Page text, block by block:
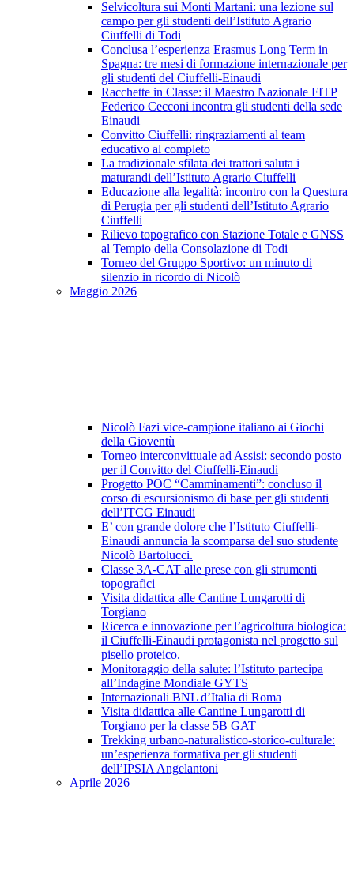
Selvicoltura sui Monti Martani: una lezione sul
campo per gli studenti dell’Istituto Agrario
Ciuffelli di Todi
Conclusa l’esperienza Erasmus Long Term in
Spagna: tre mesi di formazione internazionale per
gli studenti del Ciuffelli-Einaudi
Racchette in Classe: il Maestro Nazionale FITP
Federico Cecconi incontra gli studenti della sede
Einaudi
Convitto Ciuffelli: ringraziamenti al team
educativo al completo
La tradizionale sfilata dei trattori saluta i
maturandi dell’Istituto Agrario Ciuffelli
Educazione alla legalità: incontro con la Questura
di Perugia per gli studenti dell’Istituto Agrario
Ciuffelli
Rilievo topografico con Stazione Totale e GNSS
al Tempio della Consolazione di Todi
Torneo del Gruppo Sportivo: un minuto di
silenzio in ricordo di Nicolò
Maggio 2026
Nicolò Fazi vice-campione italiano ai Giochi
della Gioventù
Torneo interconvittuale ad Assisi: secondo posto
per il Convitto del Ciuffelli-Einaudi
Progetto POC “Camminamenti”: concluso il
corso di escursionismo di base per gli studenti
dell’ITCG Einaudi
E’ con grande dolore che l’Istituto Ciuffelli-
Einaudi annuncia la scomparsa del suo studente
Nicolò Bartolucci.
Classe 3A-CAT alle prese con gli strumenti
topografici
Visita didattica alle Cantine Lungarotti di
Torgiano
Ricerca e innovazione per l’agricoltura biologica:
il Ciuffelli-Einaudi protagonista nel progetto sul
pisello proteico.
Monitoraggio della salute: l’Istituto partecipa
all’Indagine Mondiale GYTS
Internazionali BNL d’Italia di Roma
Visita didattica alle Cantine Lungarotti di
Torgiano per la classe 5B GAT
Trekking urbano-naturalistico-storico-culturale:
un’esperienza formativa per gli studenti
dell’IPSIA Angelantoni
Aprile 2026